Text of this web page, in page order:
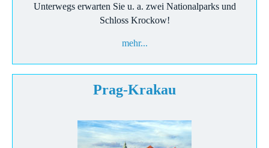
Unterwegs erwarten Sie u. a. zwei Nationalparks und
Schloss Krockow!
mehr...
Prag-Krakau